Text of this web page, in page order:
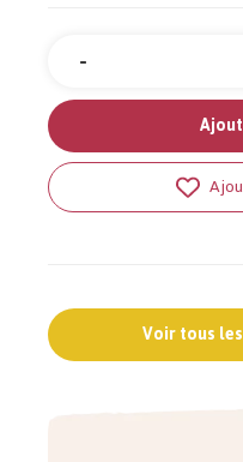
Quantité
-
Voir tous